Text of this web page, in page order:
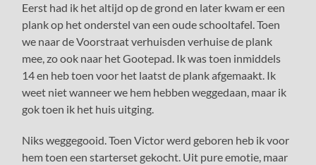
Eerst had ik het altijd op de grond en later kwam er een
plank op het onderstel van een oude schooltafel. Toen
we naar de Voorstraat verhuisden verhuise de plank
mee, zo ook naar het Gootepad. Ik was toen inmiddels
14 en heb toen voor het laatst de plank afgemaakt. Ik
weet niet wanneer we hem hebben weggedaan, maar ik
gok toen ik het huis uitging.
Niks weggegooid. Toen Victor werd geboren heb ik voor
hem toen een starterset gekocht. Uit pure emotie, maar